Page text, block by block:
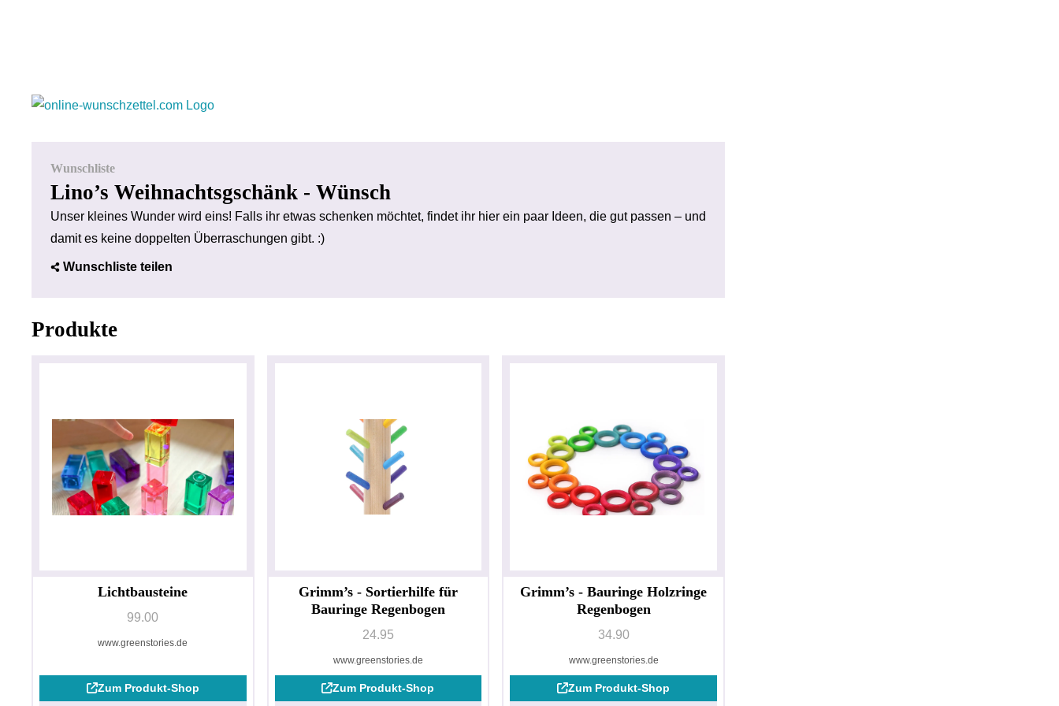
Wunschliste
Lino’s Weihnachtsgschänk - Wünsch
Unser kleines Wunder wird eins! Falls ihr etwas schenken möchtet, findet ihr hier ein paar Ideen, die gut passen – und
damit es keine doppelten Überraschungen gibt. :)
Wunschliste teilen
Produkte
Lichtbausteine
99.00
www.greenstories.de
Zum Produkt-Shop
Grimm’s - Sortierhilfe für
Bauringe Regenbogen
24.95
www.greenstories.de
Zum Produkt-Shop
Grimm’s - Bauringe Holzringe
Regenbogen
34.90
www.greenstories.de
Zum Produkt-Shop